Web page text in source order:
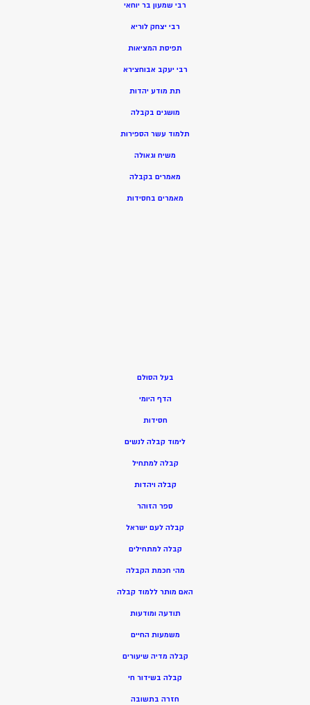
רבי שמעון בר יוחאי
רבי יצחק לוריא
תפיסת המציאות
רבי יעקב אבוחצירא
תת מודע יהדות
מושגים בקבלה
תלמוד עשר הספירות
משיח וגאולה
מאמרים בקבלה
מאמרים בחסידות
בעל הסולם
הדף היומי
חסידות
לימוד קבלה לנשים
קבלה למתחיל
קבלה ויהדות
ספר הזוהר
קבלה לעם ישראל
קבלה למתחילים
מהי חכמת הקבלה
האם מותר ללמוד קבלה
תודעה ומודעות
משמעות החיים
קבלה מדיה שיעורים
קבלה בשידור חי
חזרה בתשובה